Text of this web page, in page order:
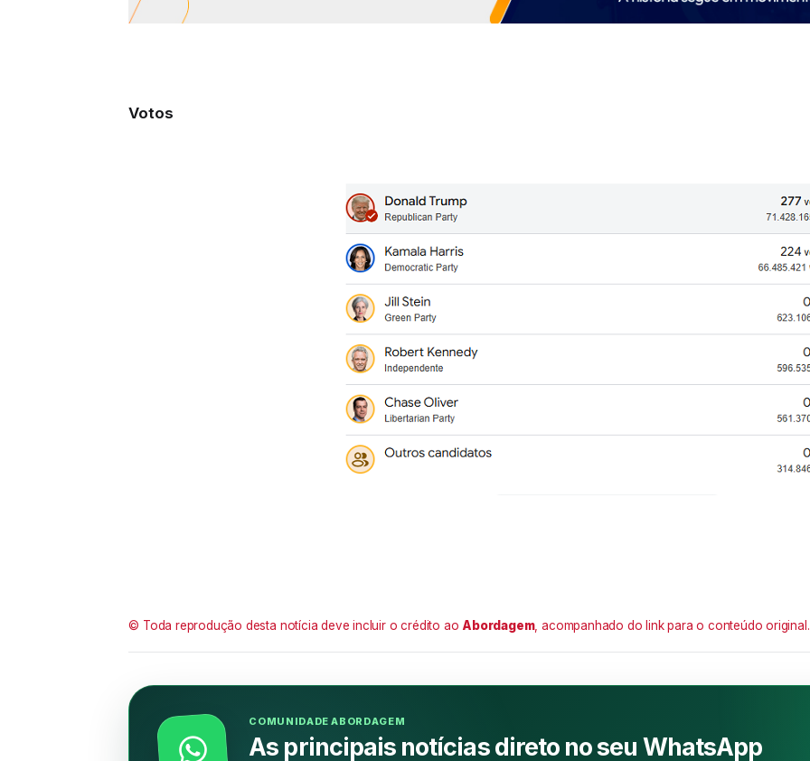
Votos
© Toda reprodução desta notícia deve incluir o crédito ao Abordagem, acompanhado do link para o conteúdo original.
COMUNIDADE ABORDAGEM
As principais notícias direto no seu WhatsApp